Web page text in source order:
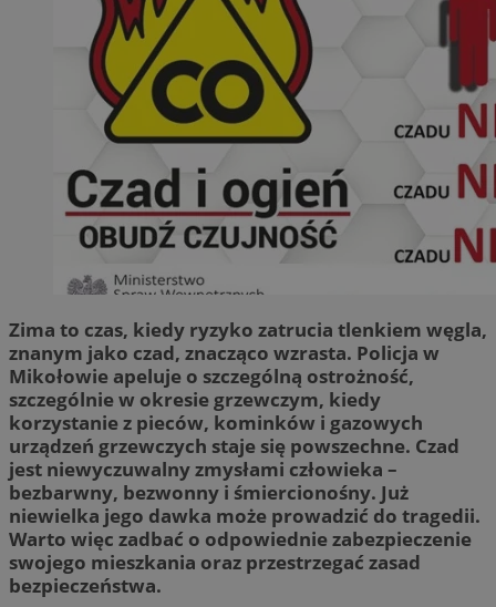
Zima to czas, kiedy ryzyko zatrucia tlenkiem węgla,
znanym jako czad, znacząco wzrasta. Policja w
Mikołowie apeluje o szczególną ostrożność,
szczególnie w okresie grzewczym, kiedy
korzystanie z pieców, kominków i gazowych
urządzeń grzewczych staje się powszechne. Czad
jest niewyczuwalny zmysłami człowieka –
bezbarwny, bezwonny i śmiercionośny. Już
niewielka jego dawka może prowadzić do tragedii.
Warto więc zadbać o odpowiednie zabezpieczenie
swojego mieszkania oraz przestrzegać zasad
bezpieczeństwa.